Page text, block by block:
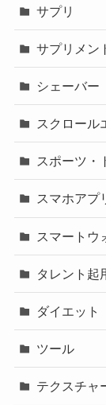
サプリ
サプリメン
シェーバー
スクロール
スポーツ・
スマホアプ
スマートウ
タレント起
ダイエット
ツール
テクスチャ